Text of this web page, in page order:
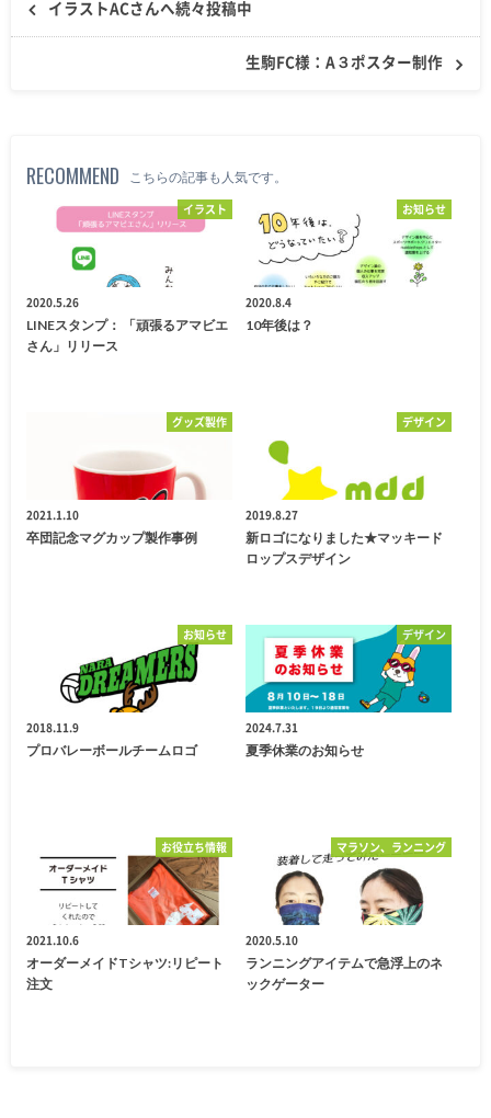
イラストACさんへ続々投稿中
生駒FC様：A３ポスター制作
RECOMMEND こちらの記事も人気です。
イラスト
2020.5.26
LINEスタンプ： 「頑張るアマビエ
さん」リリース
お知らせ
2020.8.4
10年後は？
グッズ製作
2021.1.10
卒団記念マグカップ製作事例
デザイン
2019.8.27
新ロゴになりました★マッキード
ロップスデザイン
お知らせ
2018.11.9
プロバレーボールチームロゴ
デザイン
2024.7.31
夏季休業のお知らせ
お役立ち情報
2021.10.6
オーダーメイドTシャツ:リピート
注文
マラソン、ランニング
2020.5.10
ランニングアイテムで急浮上のネ
ックゲーター